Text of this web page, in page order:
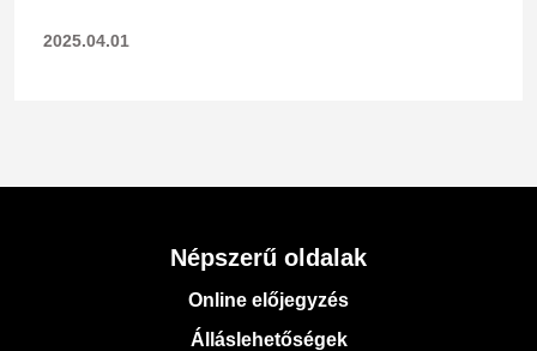
2025.04.01
Népszerű oldalak
Online előjegyzés
Álláslehetőségek